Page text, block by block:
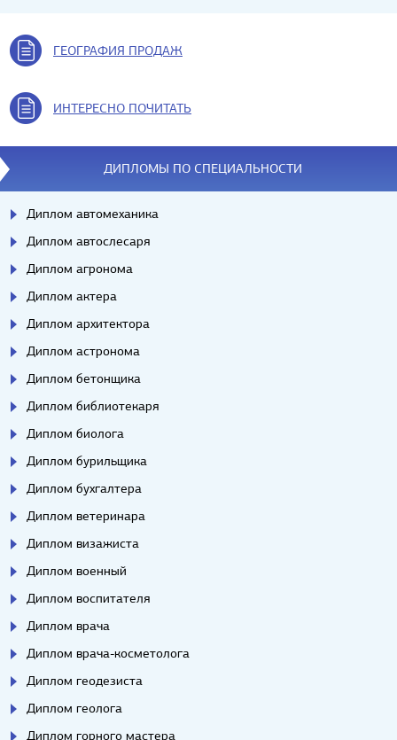
ГЕОГРАФИЯ ПРОДАЖ
ИНТЕРЕСНО ПОЧИТАТЬ
ДИПЛОМЫ ПО СПЕЦИАЛЬНОСТИ
Диплом автомеханика
Диплом автослесаря
Диплом агронома
Диплом актера
Диплом архитектора
Диплом астронома
Диплом бетонщика
Диплом библиотекаря
Диплом биолога
Диплом бурильщика
Диплом бухгалтера
Диплом ветеринара
Диплом визажиста
Диплом военный
Диплом воспитателя
Диплом врача
Диплом врача-косметолога
Диплом геодезиста
Диплом геолога
Диплом горного мастера